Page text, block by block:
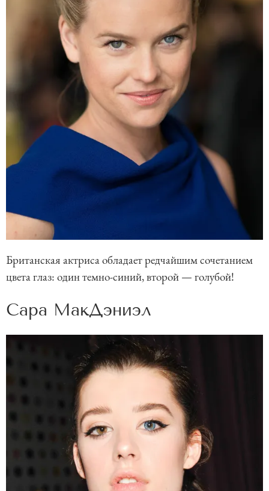
Британская актриса обладает редчайшим сочетанием
цвета глаз: один темно-синий, второй — голубой!
Сара МакДэниэл